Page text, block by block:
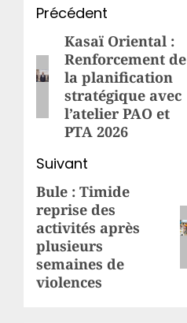
Navigation
d’article
Précédent
Article
précédent:
Kasaï Oriental :
Renforcement de
la planification
stratégique avec
l’atelier PAO et
PTA 2026
Suivant
Article
suivant:
Bule : Timide
reprise des
activités après
plusieurs
semaines de
violences